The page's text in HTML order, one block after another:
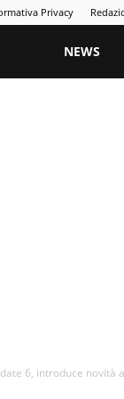
Privacy
Gametimers
NEWS
6, introduce novità